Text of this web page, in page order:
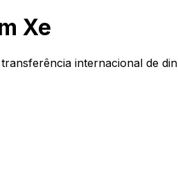
Xe
internacional de